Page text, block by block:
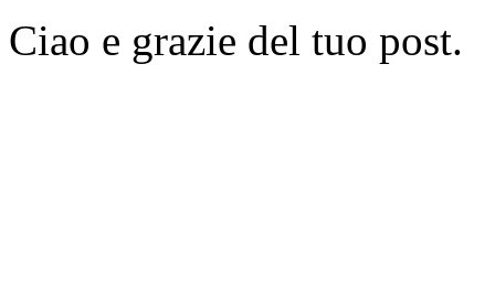
Ciao e grazie del tuo post.